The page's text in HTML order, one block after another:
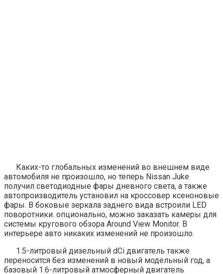
Каких-то глобальных изменений во внешнем виде
автомобиля не произошло, но теперь Nissan Juke
получил светодиодные фары дневного света, а также
автопроизводитель установил на кроссовер ксеноновые
фары. В боковые зеркала заднего вида встроили LED
поворотники. опционально, можно заказать камеры для
системы кругового обзора Around View Monitor. В
интерьере авто никаких изменений не произошло.
1.5-литровый дизельный dCi двигатель также
переносится без изменений в новый модельный год, а
базовый 1.6-литровый атмосферный двигатель